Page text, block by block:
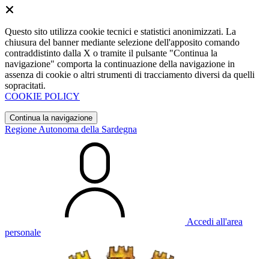
Questo sito utilizza cookie tecnici e statistici anonimizzati. La
chiusura del banner mediante selezione dell'apposito comando
contraddistinto dalla X o tramite il pulsante "Continua la
navigazione" comporta la continuazione della navigazione in
assenza di cookie o altri strumenti di tracciamento diversi da quelli
sopracitati.
COOKIE POLICY
Continua la navigazione
Regione Autonoma della Sardegna
Accedi all'area
personale